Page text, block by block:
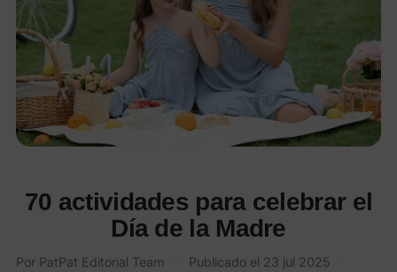
70 actividades para celebrar el
Día de la Madre
Por PatPat Editorial Team Publicado el 23 jul 2025